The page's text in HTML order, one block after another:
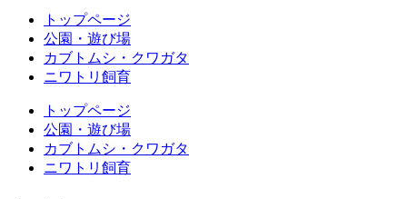
トップページ
公園・遊び場
カブトムシ・クワガタ
ニワトリ飼育
トップページ
公園・遊び場
カブトムシ・クワガタ
ニワトリ飼育